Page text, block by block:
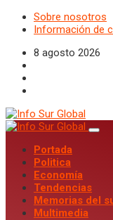
Sobre nosotros
Información de
8 agosto 2026
Portada
Politica
Economía
Tendencias
Memorias del
Multimedia